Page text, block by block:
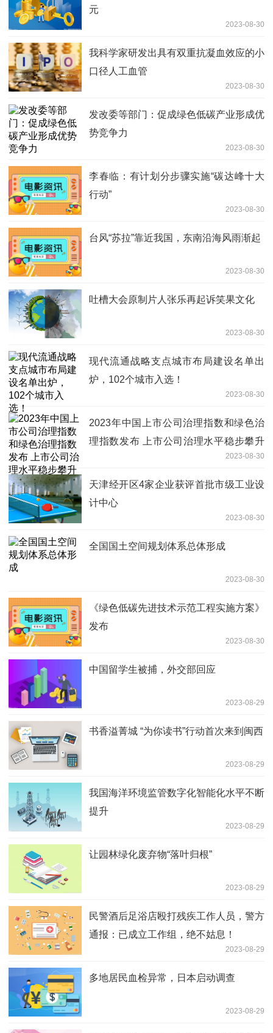
元
2023-08-30
我科学家研发出具有双重抗凝血效应的小
口径人工血管
2023-08-30
发改委等部门：促成绿色低碳产业形成优
势竞争力
2023-08-30
李春临：有计划分步骤实施“碳达峰十大
行动”
2023-08-30
台风“苏拉”靠近我国，东南沿海风雨渐起
2023-08-30
吐槽大会原制片人张乐再起诉笑果文化
2023-08-30
现代流通战略支点城市布局建设名单出
炉，102个城市入选！
2023-08-30
2023年中国上市公司治理指数和绿色治
理指数发布 上市公司治理水平稳步攀升
2023-08-30
天津经开区4家企业获评首批市级工业设
计中心
2023-08-30
全国国土空间规划体系总体形成
2023-08-30
《绿色低碳先进技术示范工程实施方案》
发布
2023-08-30
中国留学生被捕，外交部回应
2023-08-29
书香溢菁城 “为你读书”行动首次来到闽西
2023-08-29
我国海洋环境监管数字化智能化水平不断
提升
2023-08-29
让园林绿化废弃物“落叶归根”
2023-08-29
民警酒后足浴店殴打残疾工作人员，警方
通报：已成立工作组，绝不姑息！
2023-08-29
多地居民血检异常，日本启动调查
2023-08-29